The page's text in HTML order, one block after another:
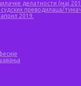
делатности (мај
преводилаца/
април 2019.